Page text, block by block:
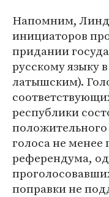
Напомним,
инициаторов
придании
русскому языку
латышским).
республики
голоса не менее
референдума,
поправки не